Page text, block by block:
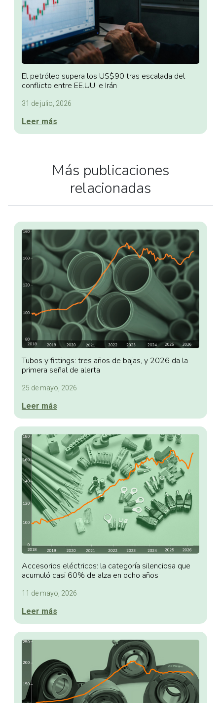
El petróleo supera los US$90 tras escalada del
conflicto entre EE.UU. e Irán
31 de julio, 2026
Leer más
Más publicaciones
relacionadas
Tubos y fittings: tres años de bajas, y 2026 da la
primera señal de alerta
25 de mayo, 2026
Leer más
Accesorios eléctricos: la categoría silenciosa que
acumuló casi 60% de alza en ocho años
11 de mayo, 2026
Leer más